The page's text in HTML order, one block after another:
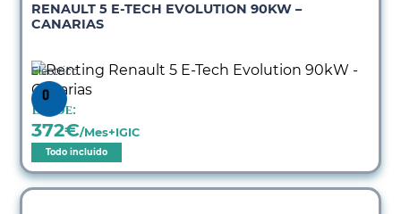
RENAULT 5 E-TECH EVOLUTION 90KW –
CANARIAS
Eléctrico
Desde:
372€/Mes+IGIC
Todo incluido